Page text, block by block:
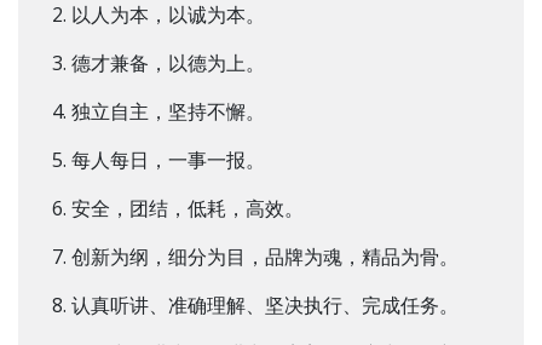
2. 以人为本，以诚为本。
3. 德才兼备，以德为上。
4. 独立自主，坚持不懈。
5. 每人每日，一事一报。
6. 安全，团结，低耗，高效。
7. 创新为纲，细分为目，品牌为魂，精品为骨。
8. 认真听讲、准确理解、坚决执行、完成任务。